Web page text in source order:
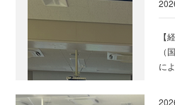
【
（
に